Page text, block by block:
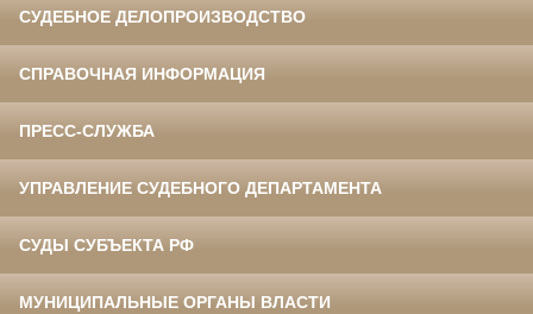
СУДЕБНОЕ ДЕЛОПРОИЗВОДСТВО
СПРАВОЧНАЯ ИНФОРМАЦИЯ
ПРЕСС-СЛУЖБА
УПРАВЛЕНИЕ СУДЕБНОГО ДЕПАРТАМЕНТА
СУДЫ СУБЪЕКТА РФ
МУНИЦИПАЛЬНЫЕ ОРГАНЫ ВЛАСТИ